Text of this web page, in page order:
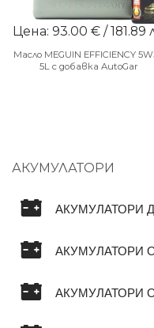
Цена: 93.00 € / 181.89
Масло MEGUIN EFFICIENCY
5L с добавка AutoGar
АКУМУЛАТОРИ
АКУМУЛАТОРИ
АКУМУЛАТОРИ
АКУМУЛАТОРИ